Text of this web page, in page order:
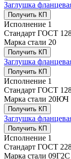
Заглушка
Получить КП
Исполнение 1
Стандарт ГОСТ
Марка стали 20
Получить КП
Заглушка
Получить КП
Исполнение 1
Стандарт ГОСТ
Марка стали 20ЮЧ
Получить КП
Заглушка
Получить КП
Исполнение 1
Стандарт ГОСТ
Марка стали 09Г2С